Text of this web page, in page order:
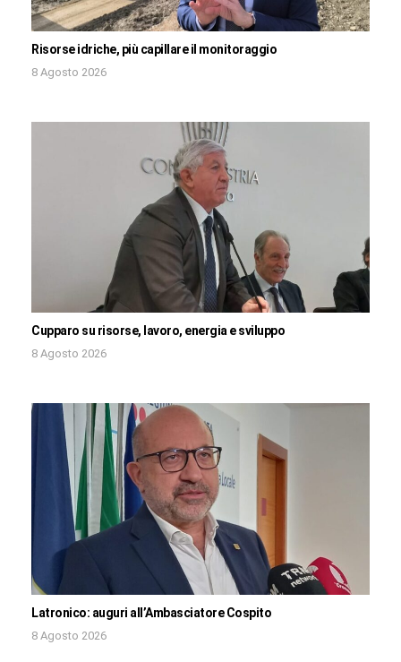
Risorse idriche, più capillare il monitoraggio
8 Agosto 2026
Cupparo su risorse, lavoro, energia e sviluppo
8 Agosto 2026
Latronico: auguri all’Ambasciatore Cospito
8 Agosto 2026